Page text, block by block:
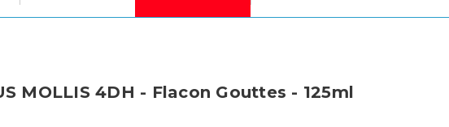
MOLLIS 4DH - Flacon Gouttes - 125ml